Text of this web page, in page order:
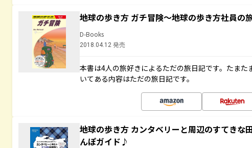
地球の歩き方 ガチ冒険～地球の歩き方社員の
D-Books
2018.04.12 発売
本書は4人の旅好きによるただの旅日記です。たま
いてある内容はただの旅日記です。
地球の歩き方 カンタベリーと周辺のすてきな
んぽガイド♪